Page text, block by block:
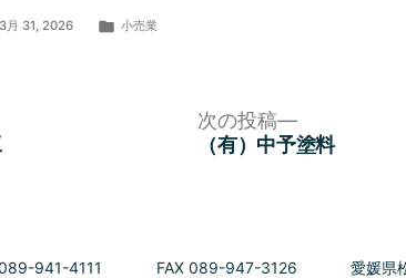
月 31, 2026
カ
小売業
次の投稿
次
の
（有）中予塗料
941-4111 FAX 089-947-3126 愛媛県